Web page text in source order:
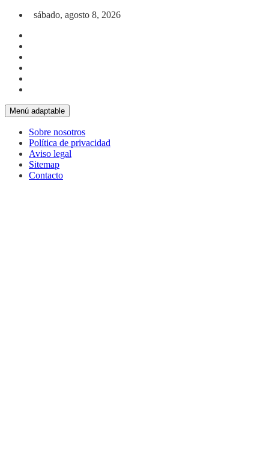
Saltar al contenido
sábado, agosto 8, 2026
Menú adaptable
Sobre nosotros
Política de privacidad
Aviso legal
Sitemap
Contacto